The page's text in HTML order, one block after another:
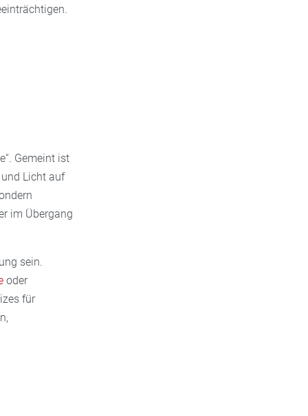
Gemeint ist
Licht auf
im Übergang
sein.
oder
für